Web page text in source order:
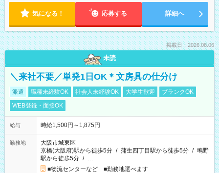
気になる！ 応募する 詳細へ
掲載日：2026.08.06
未読
＼来社不要／単発1日OK＊文房具の仕分け
派遣 職種未経験OK 社会人未経験OK 大学生歓迎
ブランクOK
WEB登録・面接OK
給与 時給1,500円～1,875円
勤務地
大阪市城東区
京橋(大阪府)駅から徒歩5分 / 蒲生四丁目駅から徒歩5分 / 鴫野
駅から徒歩5分 / …
■物流センターなど ■勤務地選べます